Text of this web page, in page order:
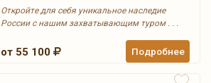
Откройте для себя уникальное наследие
России с нашим захватывающим туром . . .
от 55 100 Подробнее